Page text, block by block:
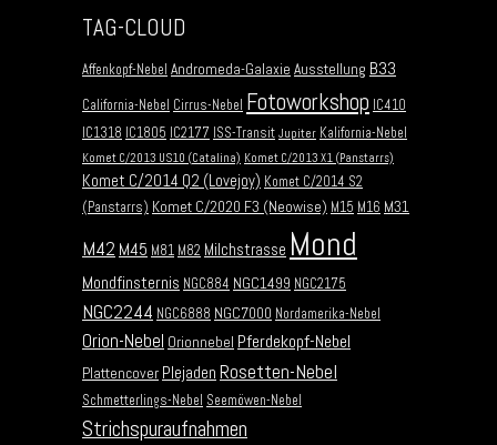
TAG-CLOUD
Affenkopf-Nebel Andromeda-Galaxie Ausstellung B33
California-Nebel Cirrus-Nebel Fotoworkshop IC410
IC1318 IC1805 IC2177 ISS-Transit Jupiter Kalifornia-Nebel
Komet C/2013 US10 (Catalina) Komet C/2013 X1 (Panstarrs)
Komet C/2014 Q2 (Lovejoy) Komet C/2014 S2
(Panstarrs) Komet C/2020 F3 (Neowise) M15 M16 M31
M42 M45 M81 M82 Milchstrasse Mond
Mondfinsternis NGC884 NGC1499 NGC2175
NGC2244 NGC6888 NGC7000 Nordamerika-Nebel
Orion-Nebel Orionnebel Pferdekopf-Nebel
Plattencover Plejaden Rosetten-Nebel
Schmetterlings-Nebel Seemöwen-Nebel
Strichspuraufnahmen